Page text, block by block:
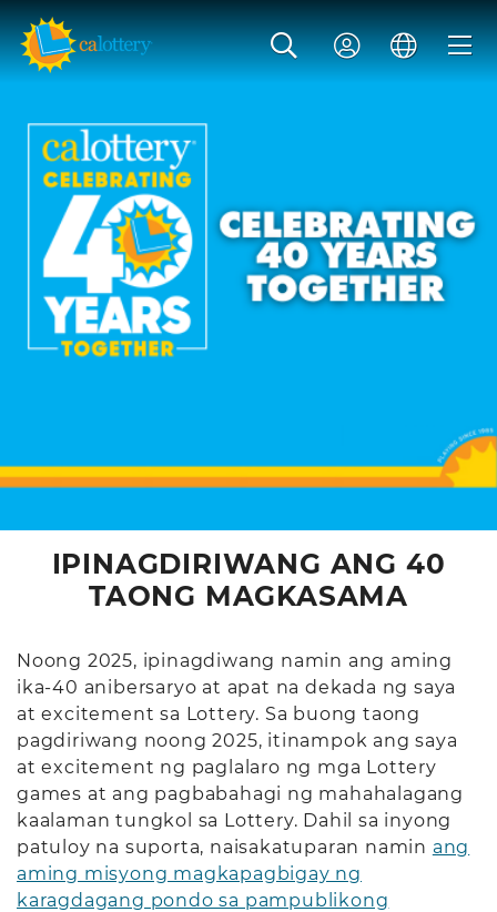
IPINAGDIRIWANG ANG 40
TAONG MAGKASAMA
Noong 2025, ipinagdiwang namin ang aming
ika-40 anibersaryo at apat na dekada ng saya
at excitement sa Lottery. Sa buong taong
pagdiriwang noong 2025, itinampok ang saya
at excitement ng paglalaro ng mga Lottery
games at ang pagbabahagi ng mahahalagang
kaalaman tungkol sa Lottery. Dahil sa inyong
patuloy na suporta, naisakatuparan namin ang
aming misyong magkapagbigay ng
karagdagang pondo sa pampublikong